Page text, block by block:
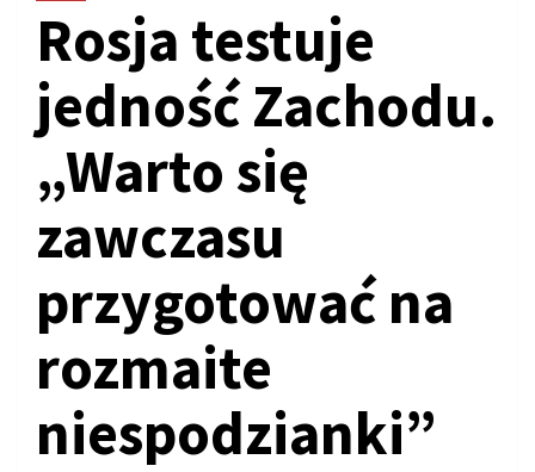
Rosja testuje
jedność Zachodu.
„Warto się
zawczasu
przygotować na
rozmaite
niespodzianki”